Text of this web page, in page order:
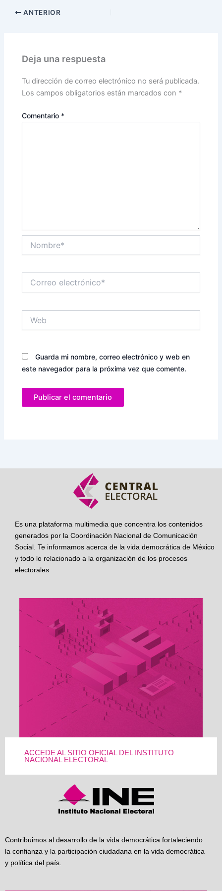
ANTERIOR
Deja una respuesta
Tu dirección de correo electrónico no será publicada.
Los campos obligatorios están marcados con *
Comentario *
electrónico*
Guarda mi nombre, correo electrónico y web en
este navegador para la próxima vez que comente.
Es una plataforma multimedia que concentra los contenidos
generados por la Coordinación Nacional de Comunicación
Social. Te informamos acerca de la vida democrática de México
y todo lo relacionado a la organización de los procesos
electorales
ACCEDE AL SITIO OFICIAL DEL INSTITUTO
NACIONAL ELECTORAL
Contribuimos al desarrollo de la vida democrática fortaleciendo
la confianza y la participación ciudadana en la vida democrática
y política del país.